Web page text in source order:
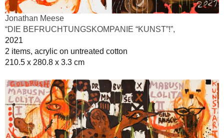
Jonathan Meese
“DIE BEFRUCHTUNGSKOMPANIE “KUNST”!”,
2021
2 items, acrylic on untreated cotton
210.5 x 280.8 x 3.3 cm